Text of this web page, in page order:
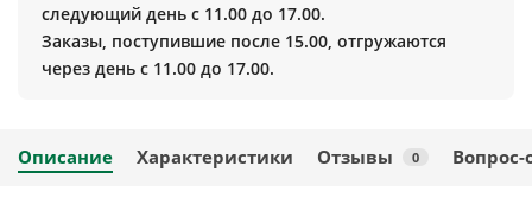
следующий день с 11.00 до 17.00.
Заказы, поступившие после 15.00, отгружаются
через день с 11.00 до 17.00.
Описание Характеристики Отзывы 0 Вопрос-